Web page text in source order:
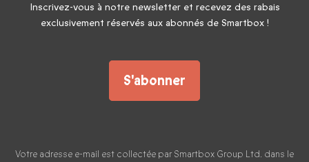
Inscrivez-vous à notre newsletter et recevez des rabais
exclusivement réservés aux abonnés de Smartbox !
S'abonner
Votre adresse e-mail est collectée par Smartbox Group Ltd. dans le